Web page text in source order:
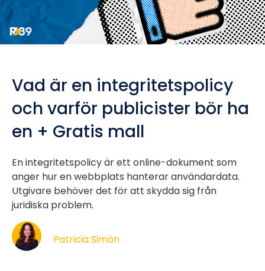
Vad är en integritetspolicy
och varför publicister bör ha
en + Gratis mall
En integritetspolicy är ett online-dokument som
anger hur en webbplats hanterar användardata.
Utgivare behöver det för att skydda sig från
juridiska problem.
Patricia Simón